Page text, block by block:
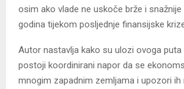
osim ako vlade ne uskoče brže i
godina tijekom posljednje finansijske
Autor nastavlja kako su ulozi ovoga puta
postoji koordinirani napor da se
mnogim zapadnim zemljama i upozori ih